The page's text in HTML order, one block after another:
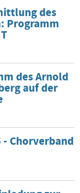
des
Programm
des Arnold
auf der
Chorverband